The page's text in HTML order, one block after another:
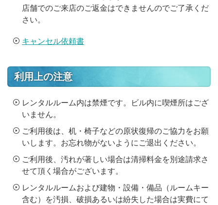
店舗でのご来店のご返金はできませんのでご了承くだ
さい。
キャンセル依頼書
利用上の注意
レンタルルーム内は禁煙です。ビル内に喫煙所はござ
いません。
ご利用後は、机・椅子などの原状復帰のご協力をお願
いします。お忘れ物がないようにご退出ください。
ご利用後、汚れが著しい場合は清掃料金を別途請求さ
せて頂く場合がございます。
レンタルルームおよび建物・設備・備品（ルームキー
含む）を汚損、破損あるいは紛失した場合は実費にて